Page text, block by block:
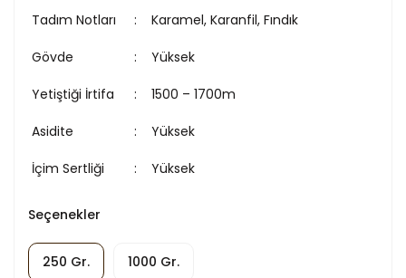
Tadım Notları Karamel, Karanfil, Fındık
Gövde Yüksek
Yetiştiği İrtifa 1500 – 1700m
Asidite Yüksek
İçim Sertliği Yüksek
Seçenekler
250 Gr. 1000 Gr.